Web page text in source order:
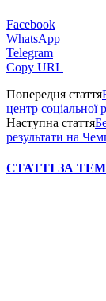
Facebook
WhatsApp
Telegram
Copy URL
Попередня стаття
центр соціальної
Наступна стаття
результати на
СТАТТІ ЗА